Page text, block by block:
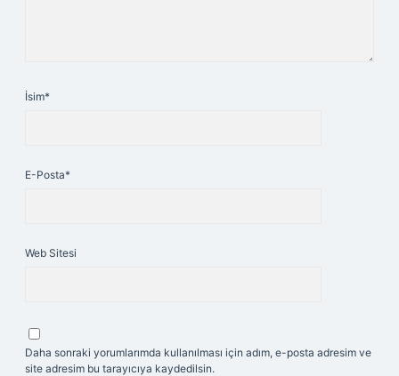
İsim*
E-Posta*
Web Sitesi
Daha sonraki yorumlarımda kullanılması için adım, e-posta adresim ve
site adresim bu tarayıcıya kaydedilsin.